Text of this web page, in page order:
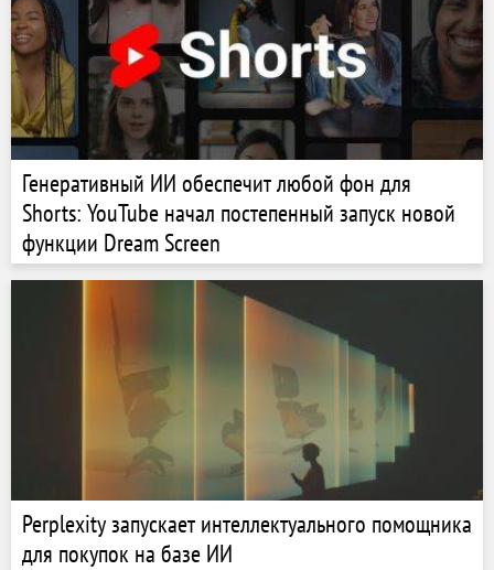
Генеративный ИИ обеспечит любой фон для
Shorts: YouTube начал постепенный запуск новой
функции Dream Screen
Perplexity запускает интеллектуального помощника
для покупок на базе ИИ